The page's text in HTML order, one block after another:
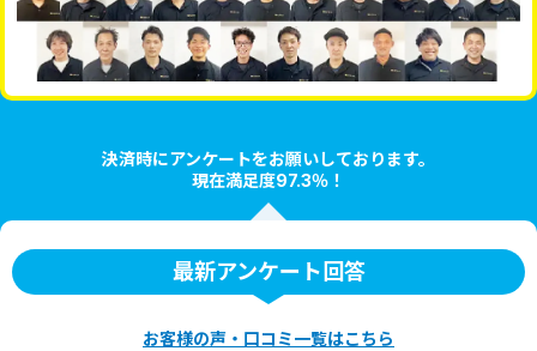
決済時にアンケートをお願いしております。
現在満足度97.3％！
最新アンケート回答
お客様の声・口コミ一覧はこちら